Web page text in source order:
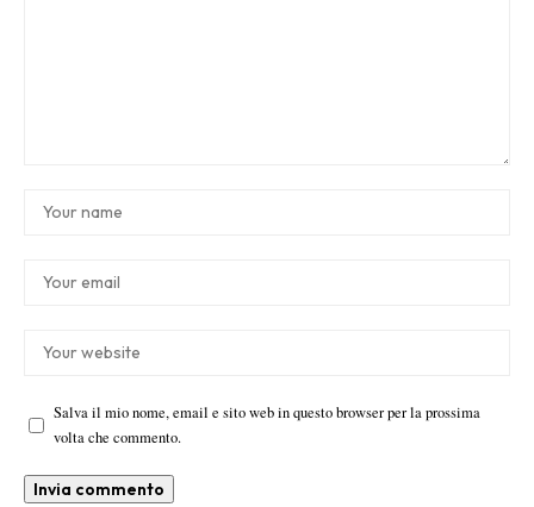
Salva il mio nome, email e sito web in questo browser per la prossima
volta che commento.